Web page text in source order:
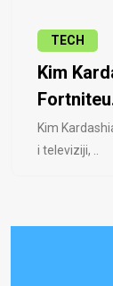
TECH
Kim
Kim
i televiziji, ..